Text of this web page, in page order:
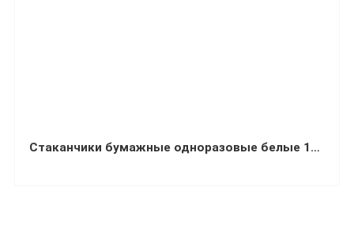
Стаканчики бумажные одноразовые белые 175 мл 50 штук